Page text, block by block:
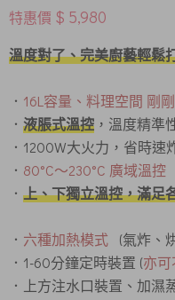
特惠價 $ 5,980
溫度對了、完美廚藝輕鬆
． 16L容量、料理空間 剛
． 液脹式溫控 ，溫度精準
．1200W大火力，省時速
． 80°C〜230°C 廣域溫控
． 上、下獨立溫控，滿足
． 六種加熱模式
(氣炸、
．1-60分鐘定時裝置 (亦
．上方注水口裝置、加濕